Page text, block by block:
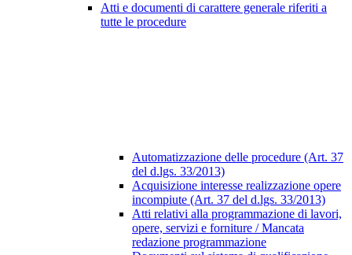
Atti e documenti di carattere generale riferiti a
tutte le procedure
Automatizzazione delle procedure (Art. 37
del d.lgs. 33/2013)
Acquisizione interesse realizzazione opere
incompiute (Art. 37 del d.lgs. 33/2013)
Atti relativi alla programmazione di lavori,
opere, servizi e forniture / Mancata
redazione programmazione